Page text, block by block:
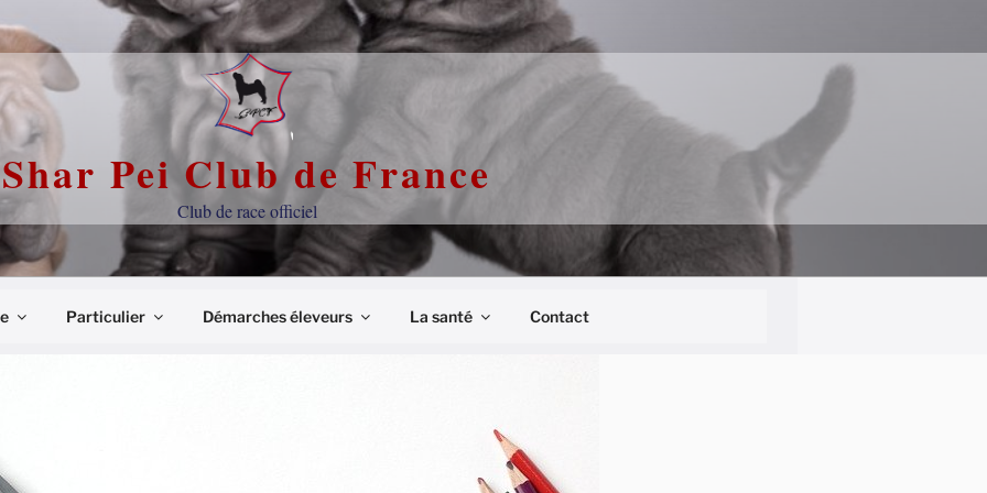
Shar Pei Club de France
Club de race officiel
Particulier Démarches éleveurs La santé Contact